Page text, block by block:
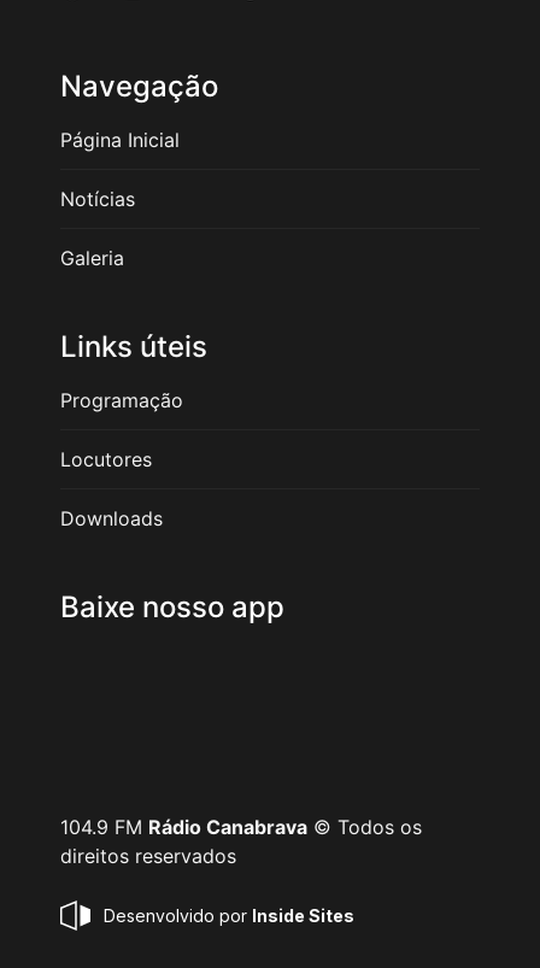
Navegação
Página Inicial
Notícias
Galeria
Links úteis
Programação
Locutores
Downloads
Baixe nosso app
104.9 FM Rádio Canabrava © Todos os
direitos reservados
Desenvolvido por Inside Sites